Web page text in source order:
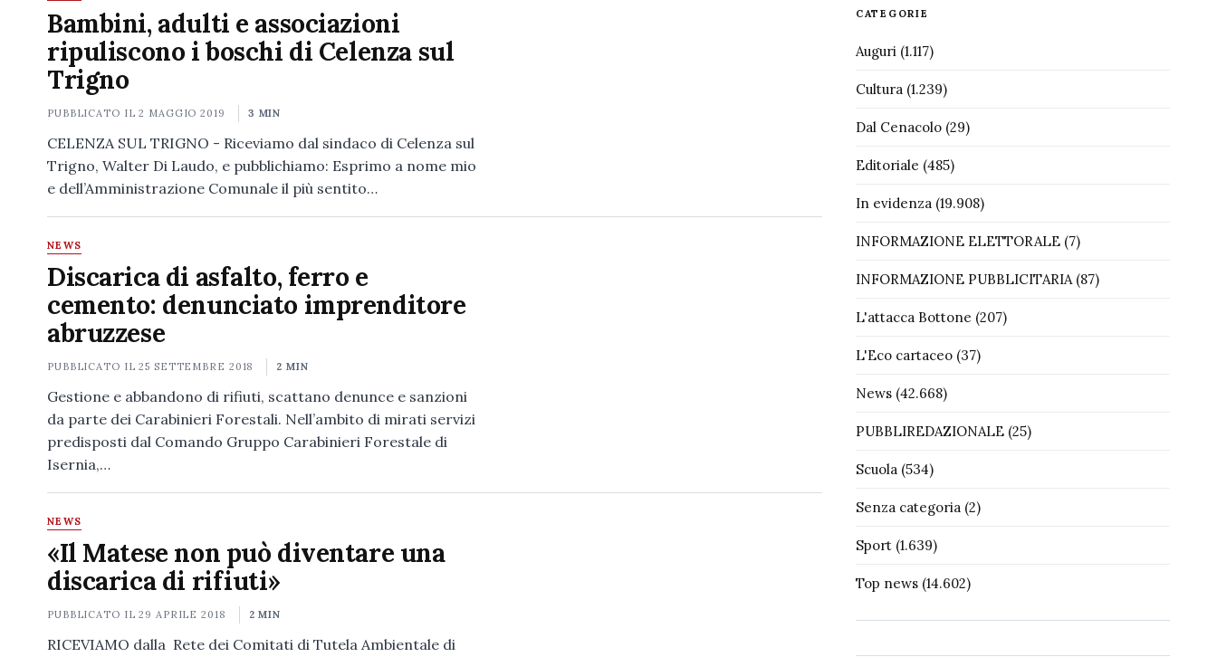
Bambini, adulti e associazioni
ripuliscono i boschi di Celenza sul
Trigno
PUBBLICATO IL2 MAGGIO 2019 3 MIN
CELENZA SUL TRIGNO - Riceviamo dal sindaco di Celenza sul
Trigno, Walter Di Laudo, e pubblichiamo: Esprimo a nome mio
e dell’Amministrazione Comunale il più sentito…
NEWS
Discarica di asfalto, ferro e
cemento: denunciato imprenditore
abruzzese
PUBBLICATO IL25 SETTEMBRE 2018 2 MIN
Gestione e abbandono di rifiuti, scattano denunce e sanzioni
da parte dei Carabinieri Forestali. Nell’ambito di mirati servizi
predisposti dal Comando Gruppo Carabinieri Forestale di
Isernia,…
NEWS
«Il Matese non può diventare una
discarica di rifiuti»
PUBBLICATO IL29 APRILE 2018 2 MIN
RICEVIAMO dalla Rete dei Comitati di Tutela Ambientale di
CATEGORIE
Auguri(1.117)
Cultura(1.239)
Dal Cenacolo(29)
Editoriale (485)
In evidenza(19.908)
INFORMAZIONE ELETTORALE(7)
INFORMAZIONE PUBBLICITARIA(87)
L'attacca Bottone (207)
L'Eco cartaceo(37)
News(42.668)
PUBBLIREDAZIONALE(25)
Scuola(534)
Senza categoria(2)
Sport(1.639)
Top news(14.602)